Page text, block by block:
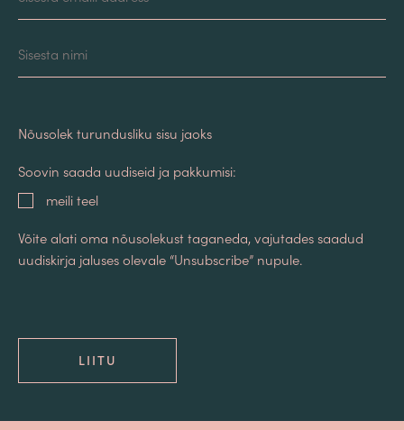
Nõusolek turundusliku sisu jaoks
Soovin saada uudiseid ja pakkumisi:
meili teel
Võite alati oma nõusolekust taganeda, vajutades saadud
uudiskirja jaluses olevale “Unsubscribe” nupule.